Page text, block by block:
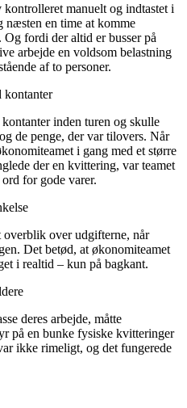
manuelt og indtastet i
næsten en time at komme
fordi der altid er busser på
arbejde en voldsom belastning
af to personer.
kontanter
inden turen og skulle
de penge, der var tilovers. Når
i gang med et større
der en kvittering, var teamet
for gode varer.
over udgifterne, når
Det betød, at økonomiteamet
i realtid – kun på bagkant.
deres arbejde, måtte
på en bunke fysiske kvitteringer
ikke rimeligt, og det fungerede